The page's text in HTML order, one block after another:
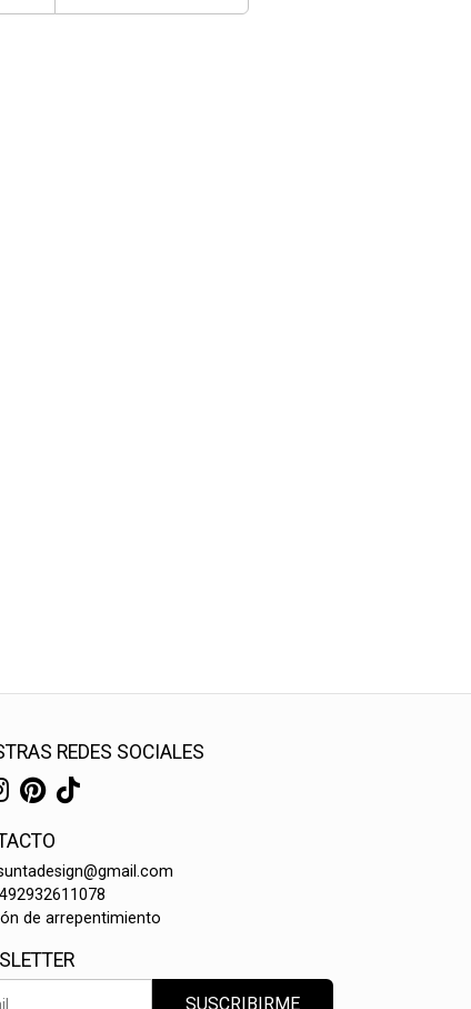
REDES SOCIALES
de arrepentimiento
SUSCRIBIRME